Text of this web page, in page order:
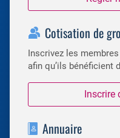
Cotisation de
Inscrivez les
afin qu’ils bénéficient
Inscrire
Annuaire